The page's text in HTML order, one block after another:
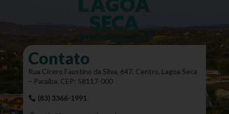
Contato
Rua Cícero Faustino da Silva, 647, Centro, Lagoa Seca
– Paraíba. CEP: 58117-000
(83) 3366-1991